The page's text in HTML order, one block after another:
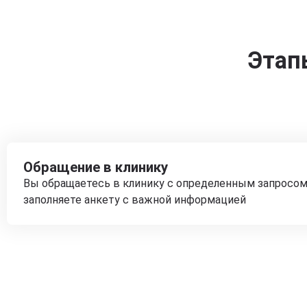
Обращение в клинику
Вы обращаетесь в клинику с определенным
заполняете анкету с важной информацией